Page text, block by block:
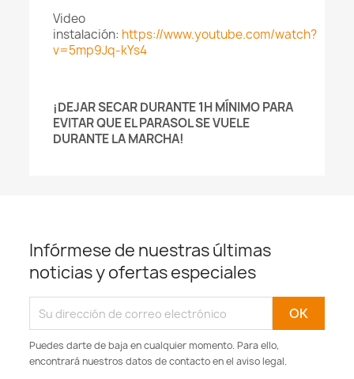
Video
instalación: https://www.youtube.com/watch?
v=5mp9Jq-kYs4
¡DEJAR SECAR DURANTE 1H MÍNIMO PARA
EVITAR QUE EL PARASOL SE VUELE
DURANTE LA MARCHA!
Infórmese de nuestras últimas
noticias y ofertas especiales
Puedes darte de baja en cualquier momento. Para ello,
encontrará nuestros datos de contacto en el aviso legal.